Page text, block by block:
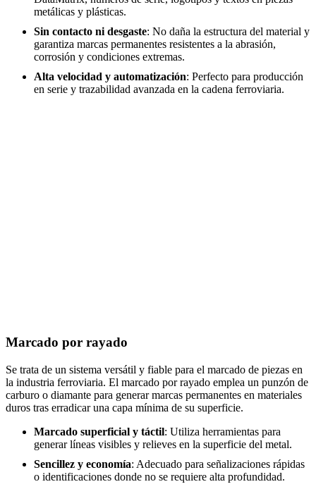
metálicas y plásticas.
Sin contacto ni desgaste: No daña la estructura del material y
garantiza marcas permanentes resistentes a la abrasión,
corrosión y condiciones extremas.
Alta velocidad y automatización: Perfecto para producción
en serie y trazabilidad avanzada en la cadena ferroviaria.
Marcado por rayado
Se trata de un sistema versátil y fiable para el marcado de piezas en
la industria ferroviaria. El marcado por rayado emplea un punzón de
carburo o diamante para generar marcas permanentes en materiales
duros tras erradicar una capa mínima de su superficie.
Marcado superficial y táctil: Utiliza herramientas para
generar líneas visibles y relieves en la superficie del metal.
Sencillez y economía: Adecuado para señalizaciones rápidas
o identificaciones donde no se requiere alta profundidad.